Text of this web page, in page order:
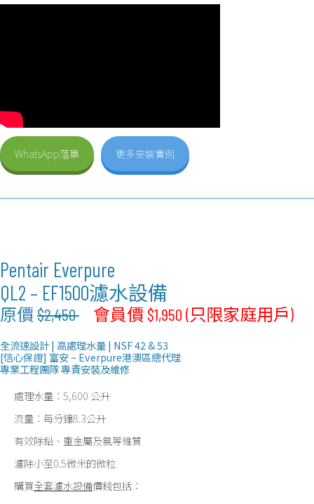
WhatsApp落單 更多安裝實例
Pentair Everpure
QL2 – EF1500濾水設備
原價 $2,450 會員價 $1,950 (只限家庭用戶)
全流速設計 | 高處理水量 | NSF 42 & 53
[信心保證] 富安 ~ Everpure港澳區總代理
專業工程團隊 專責安裝及維修
處理水量：5,600 公升
流量：每分鐘8.3公升
有效除鉛、重金屬及氯等雜質
濾除小至0.5微米的微粒
購買全套濾水設備價錢包括：